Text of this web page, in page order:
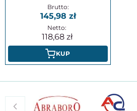
145,98
118,68
KUP